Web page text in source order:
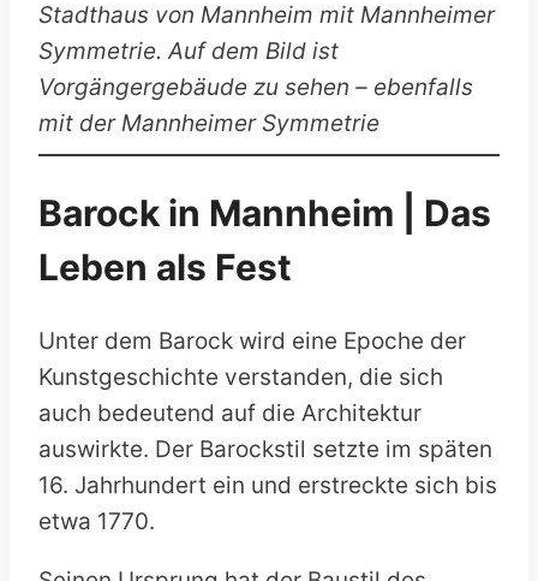
Stadthaus von Mannheim mit Mannheimer
Symmetrie. Auf dem Bild ist
Vorgängergebäude zu sehen – ebenfalls
mit der Mannheimer Symmetrie
Barock in Mannheim | Das
Leben als Fest
Unter dem Barock wird eine Epoche der
Kunstgeschichte verstanden, die sich
auch bedeutend auf die Architektur
auswirkte. Der Barockstil setzte im späten
16. Jahrhundert ein und erstreckte sich bis
etwa 1770.